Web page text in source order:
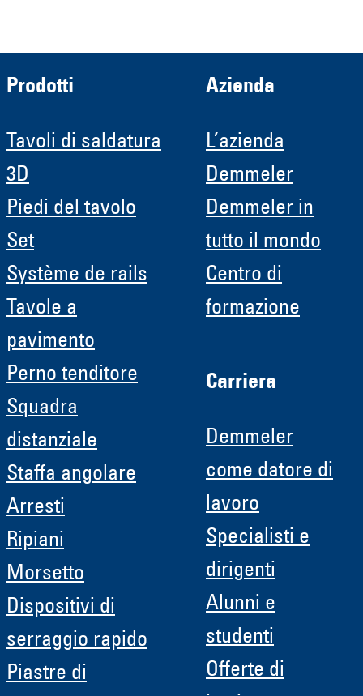
Prodotti
Tavoli di saldatura
3D
Piedi del tavolo
Set
Système de rails
Tavole a
pavimento
Perno tenditore
Squadra
distanziale
Staffa angolare
Arresti
Ripiani
Morsetto
Dispositivi di
serraggio rapido
Piastre di
Azienda
L’azienda
Demmeler
Demmeler in
tutto il mondo
Centro di
formazione
Carriera
Demmeler
come datore di
lavoro
Specialisti e
dirigenti
Alunni e
studenti
Offerte di